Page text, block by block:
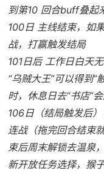
到第10 回合buff叠起
100日 主线结束，如
战，打赢触发结局
101日后 工作日白天
“乌贼大王”可以得到“
时，休息日去“书店”
106日（结局触发后
连战（拖完回合结束
束后周末解锁去温泉
新开放任务选择，猴